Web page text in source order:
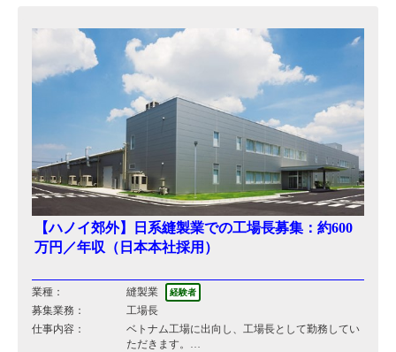
【ハノイ郊外】日系縫製業での工場長募集：約600
万円／年収（日本本社採用）
業種： 縫製業 経験者
募集業務：
工場長
仕事内容：
ベトナム工場に出向し、工場長として勤務してい
ただきます。